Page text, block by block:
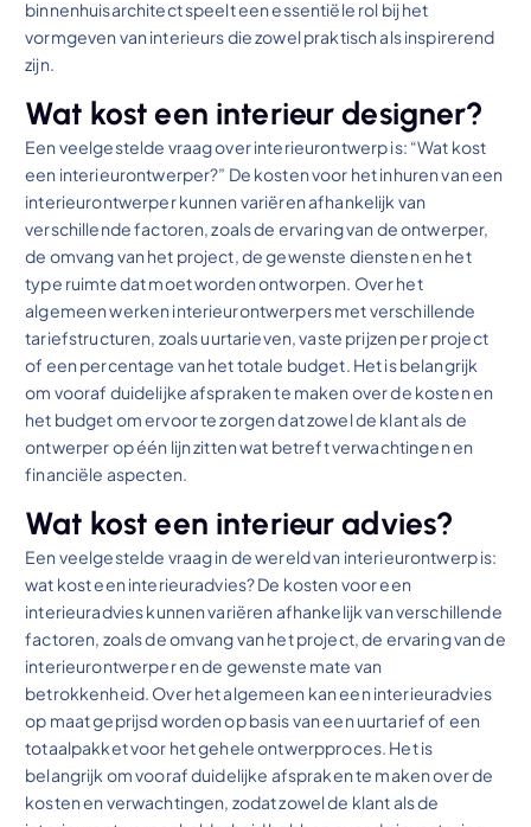
binnenhuisarchitect speelt een essentiële rol bij het
vormgeven van interieurs die zowel praktisch als inspirerend
zijn.
Wat kost een interieur designer?
Een veelgestelde vraag over interieurontwerp is: “Wat kost
een interieurontwerper?” De kosten voor het inhuren van een
interieurontwerper kunnen variëren afhankelijk van
verschillende factoren, zoals de ervaring van de ontwerper,
de omvang van het project, de gewenste diensten en het
type ruimte dat moet worden ontworpen. Over het
algemeen werken interieurontwerpers met verschillende
tariefstructuren, zoals uurtarieven, vaste prijzen per project
of een percentage van het totale budget. Het is belangrijk
om vooraf duidelijke afspraken te maken over de kosten en
het budget om ervoor te zorgen dat zowel de klant als de
ontwerper op één lijn zitten wat betreft verwachtingen en
financiële aspecten.
Wat kost een interieur advies?
Een veelgestelde vraag in de wereld van interieurontwerp is:
wat kost een interieuradvies? De kosten voor een
interieuradvies kunnen variëren afhankelijk van verschillende
factoren, zoals de omvang van het project, de ervaring van de
interieurontwerper en de gewenste mate van
betrokkenheid. Over het algemeen kan een interieuradvies
op maat geprijsd worden op basis van een uurtarief of een
totaalpakket voor het gehele ontwerpproces. Het is
belangrijk om vooraf duidelijke afspraken te maken over de
kosten en verwachtingen, zodat zowel de klant als de